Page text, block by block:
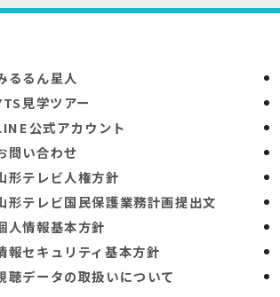
るるん星人
見学ツアー
公式アカウント
問い合わせ
形テレビ人権方針
形テレビ国民保護業務計画提出文
人情報基本方針
報セキュリティ基本方針
聴データの取扱いについて